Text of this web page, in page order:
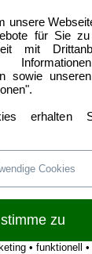
(23) Blauer
(17) DFB-
Hertha BSC
Kommentar-Feed
unsere
für Sie
mit
sowie
erhalten
Cookies
zu
• funktionell